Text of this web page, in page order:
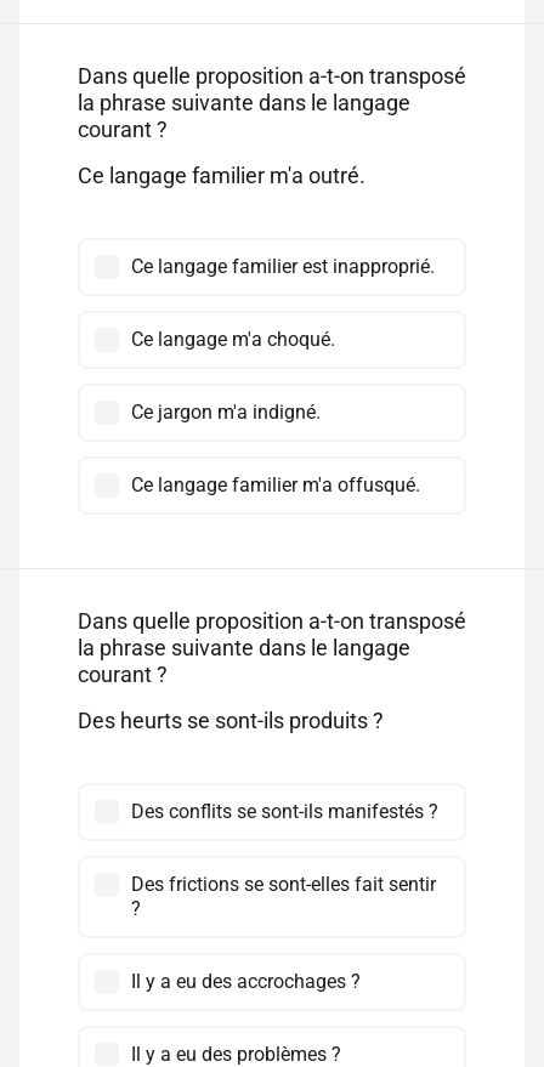
Dans quelle proposition a-t-on transposé
la phrase suivante dans le langage
courant ?
Ce langage familier m'a outré.
Ce langage familier est inapproprié.
Ce langage m'a choqué.
Ce jargon m'a indigné.
Ce langage familier m'a offusqué.
Dans quelle proposition a-t-on transposé
la phrase suivante dans le langage
courant ?
Des heurts se sont-ils produits ?
Des conflits se sont-ils manifestés ?
Des frictions se sont-elles fait sentir
?
Il y a eu des accrochages ?
Il y a eu des problèmes ?